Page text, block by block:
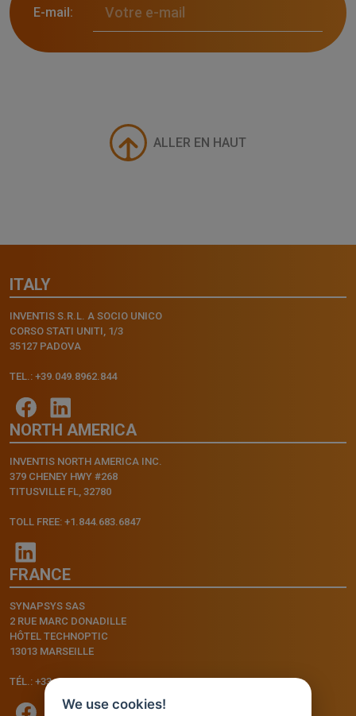
E-mail:
ALLER EN HAUT
ITALY
INVENTIS S.R.L. A SOCIO UNICO
CORSO STATI UNITI, 1/3
35127 PADOVA
TEL.: +39.049.8962.844
NORTH AMERICA
INVENTIS NORTH AMERICA INC.
379 CHENEY HWY #268
TITUSVILLE FL, 32780
TOLL FREE: +1.844.683.6847
FRANCE
SYNAPSYS SAS
2 RUE MARC DONADILLE
HÔTEL TECHNOPTIC
13013 MARSEILLE
TÉL.: +33.4.91.11.75.75
We use cookies!